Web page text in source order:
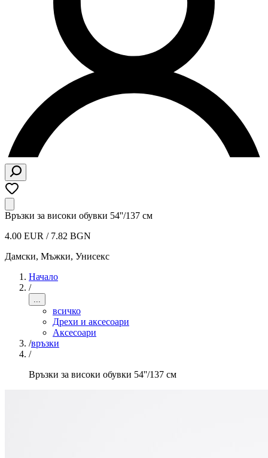
Връзки за високи обувки 54''/137 см
4.00 EUR / 7.82 BGN
Дамски, Мъжки, Унисекс
Начало
/
...
всичко
Дрехи и аксесоари
Аксесоари
/връзки
/
Връзки за високи обувки 54''/137 см